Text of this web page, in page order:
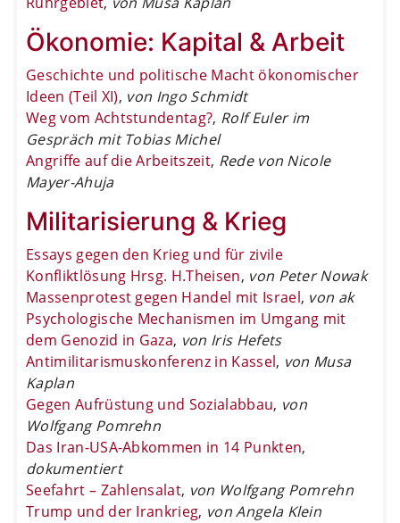
Ökonomie: Kapital & Arbeit
Geschichte und politische Macht ökonomischer
Ideen (Teil XI), von Ingo Schmidt
Weg vom Achtstundentag?, Rolf Euler im
Gespräch mit Tobias Michel
Angriffe auf die Arbeitszeit, Rede von Nicole
Mayer-Ahuja
Militarisierung & Krieg
Essays gegen den Krieg und für zivile
Konfliktlösung Hrsg. H.Theisen, von Peter Nowak
Massenprotest gegen Handel mit Israel, von ak
Psychologische Mechanismen im Umgang mit
dem Genozid in Gaza, von Iris Hefets
Antimilitarismuskonferenz in Kassel, von Musa
Kaplan
Gegen Aufrüstung und Sozialabbau, von
Wolfgang Pomrehn
Das Iran-USA-Abkommen in 14 Punkten,
dokumentiert
Seefahrt – Zahlensalat, von Wolfgang Pomrehn
Trump und der Irankrieg, von Angela Klein